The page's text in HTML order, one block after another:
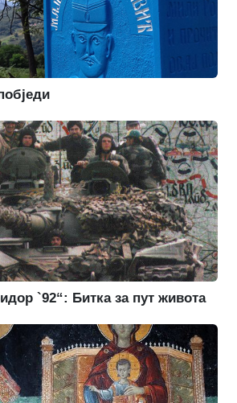
`92“: Битка за пут живота